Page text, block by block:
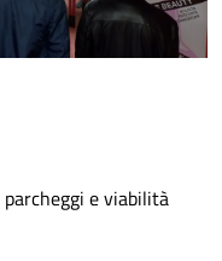
e viabilità